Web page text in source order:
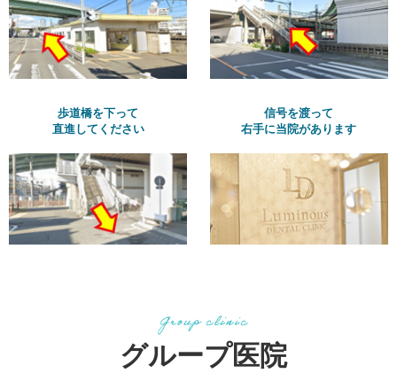
歩道橋を下って
直進してください
信号を渡って
右手に当院があります
グループ医院